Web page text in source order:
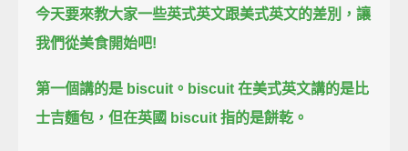
今天要來教大家一些英式英文跟美式英文的差別，讓
我們從美食開始吧!
第一個講的是 biscuit。 biscuit 在美式英文講的是比
士吉麵包，但在英國 biscuit 指的是餅乾。